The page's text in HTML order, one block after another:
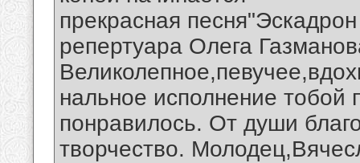
прекрасная
репертуара Олега
нальное исполнение тобой
понравилось. От души
творчество.